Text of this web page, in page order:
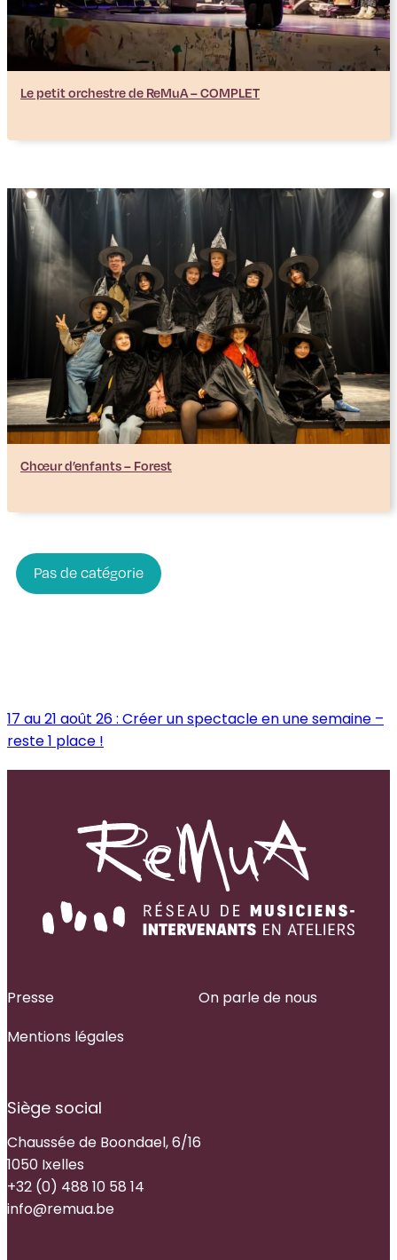
Le petit orchestre de ReMuA – COMPLET
Chœur d’enfants – Forest
Pas de catégorie
17 au 21 août 26 : Créer un spectacle en une semaine –
reste 1 place !
Presse
On parle de nous
Mentions légales
Siège social
Chaussée de Boondael, 6/16
1050 Ixelles
+32 (0) 488 10 58 14
info@remua.be